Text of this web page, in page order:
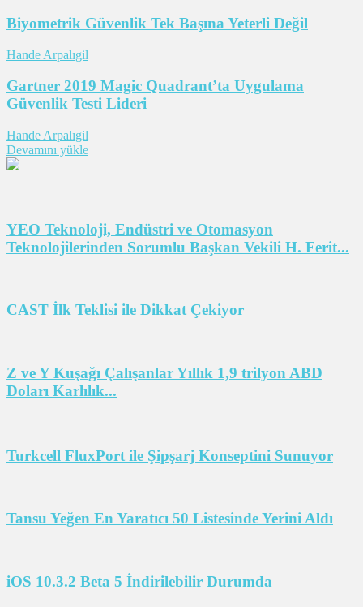
Biyometrik Güvenlik Tek Başına Yeterli Değil
Hande Arpalıgil
Gartner 2019 Magic Quadrant’ta Uygulama
Güvenlik Testi Lideri
Hande Arpalıgil
Devamını yükle
YEO Teknoloji, Endüstri ve Otomasyon
Teknolojilerinden Sorumlu Başkan Vekili H. Ferit...
CAST İlk Teklisi ile Dikkat Çekiyor
Z ve Y Kuşağı Çalışanlar Yıllık 1,9 trilyon ABD
Doları Karlılık...
Turkcell FluxPort ile Şipşarj Konseptini Sunuyor
Tansu Yeğen En Yaratıcı 50 Listesinde Yerini Aldı
iOS 10.3.2 Beta 5 İndirilebilir Durumda